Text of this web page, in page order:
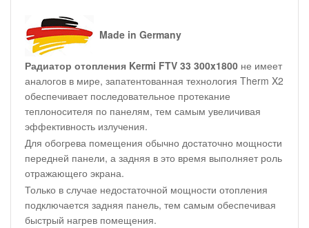
Made in Germany
Радиатор отопления Kermi FTV 33 300x1800 не имеет
аналогов в мире, запатентованная технология Therm X2
обеспечивает последовательное протекание
теплоносителя по панелям, тем самым увеличивая
эффективность излучения.
Для обогрева помещения обычно достаточно мощности
передней панели, а задняя в это время выполняет роль
отражающего экрана.
Только в случае недостаточной мощности отопления
подключается задняя панель, тем самым обеспечивая
быстрый нагрев помещения.